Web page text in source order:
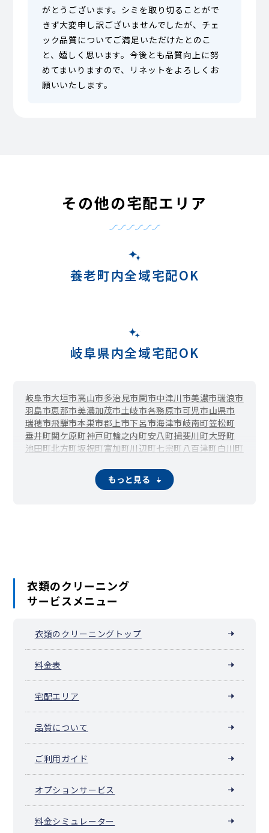
がとうございます。シミを取り切ることがで
きず大変申し訳ございませんでしたが、チェ
ック品質についてご満足いただけたとのこ
と、嬉しく思います。今後とも品質向上に努
めてまいりますので、リネットをよろしくお
願いいたします。
その他の宅配エリア
養老町内全域宅配OK
岐阜県内全域宅配OK
岐阜市大垣市高山市多治見市関市中津川市美濃市瑞浪市
羽島市恵那市美濃加茂市土岐市各務原市可児市山県市
瑞穂市飛騨市本巣市郡上市下呂市海津市岐南町笠松町
垂井町関ケ原町神戸町輪之内町安八町揖斐川町大野町
池田町北方町坂祝町富加町川辺町七宗町 八百津町 白川町
もっと見る
衣類のクリーニング
サービスメニュー
衣類のクリーニングトップ
料金表
宅配エリア
品質について
ご利用ガイド
オプションサービス
料金シミュレーター